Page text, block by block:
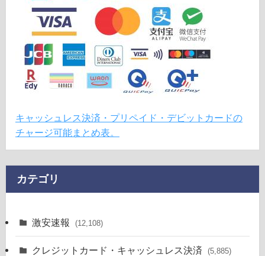
キャッシュレス決済・プリペイド・デビットカードの
チャージ可能まとめ表。
カテゴリ
激安速報 (12,108)
クレジットカード・キャッシュレス決済 (5,885)